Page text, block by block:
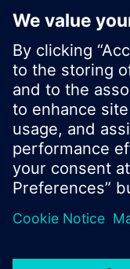
© Siemens
Produktangebot